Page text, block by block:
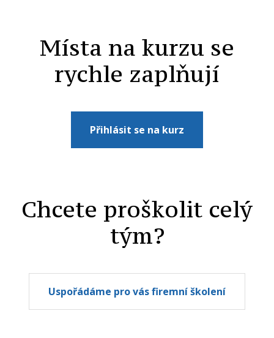
Místa na kurzu se
rychle zaplňují
Přihlásit se na kurz
Chcete proškolit celý
tým?
Uspořádáme pro vás firemní školení